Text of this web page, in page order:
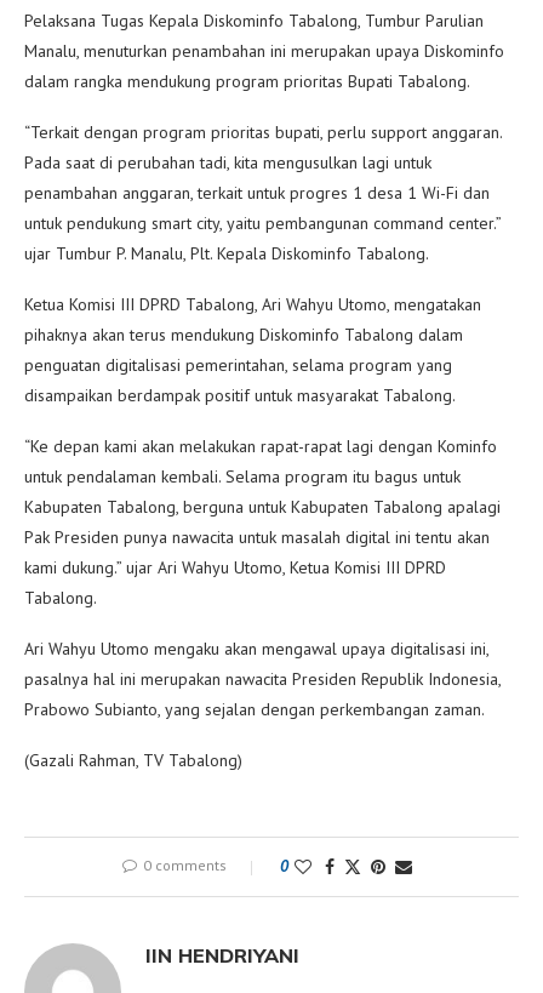
Pelaksana Tugas Kepala Diskominfo Tabalong, Tumbur Parulian
Manalu, menuturkan penambahan ini merupakan upaya Diskominfo
dalam rangka mendukung program prioritas Bupati Tabalong.
“Terkait dengan program prioritas bupati, perlu support anggaran.
Pada saat di perubahan tadi, kita mengusulkan lagi untuk
penambahan anggaran, terkait untuk progres 1 desa 1 Wi-Fi dan
untuk pendukung smart city, yaitu pembangunan command center.”
ujar Tumbur P. Manalu, Plt. Kepala Diskominfo Tabalong.
Ketua Komisi III DPRD Tabalong, Ari Wahyu Utomo, mengatakan
pihaknya akan terus mendukung Diskominfo Tabalong dalam
penguatan digitalisasi pemerintahan, selama program yang
disampaikan berdampak positif untuk masyarakat Tabalong.
“Ke depan kami akan melakukan rapat-rapat lagi dengan Kominfo
untuk pendalaman kembali. Selama program itu bagus untuk
Kabupaten Tabalong, berguna untuk Kabupaten Tabalong apalagi
Pak Presiden punya nawacita untuk masalah digital ini tentu akan
kami dukung.” ujar Ari Wahyu Utomo, Ketua Komisi III DPRD
Tabalong.
Ari Wahyu Utomo mengaku akan mengawal upaya digitalisasi ini,
pasalnya hal ini merupakan nawacita Presiden Republik Indonesia,
Prabowo Subianto, yang sejalan dengan perkembangan zaman.
(Gazali Rahman, TV Tabalong)
0 comments 0
IIN HENDRIYANI